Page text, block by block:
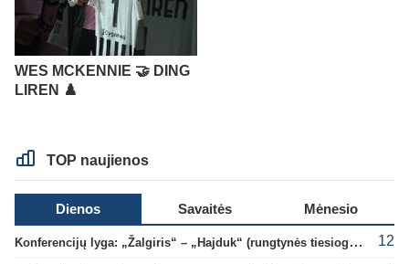
WES MCKENNIE 🤝 DING
LIREN ♟️
TOP naujienos
Dienos Savaitės Mėnesio
Konferencijų lyga: „Žalgiris“ – „Hajduk“ (rungtynės tiesiogiai) 12